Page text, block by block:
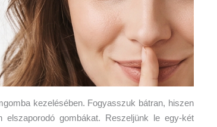
kezelésében. Fogyasszuk bátran, hiszen
gombákat. Reszeljünk le egy-két